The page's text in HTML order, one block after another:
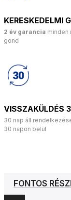
KERESKEDELMI
2 év garancia minden
gond
VISSZAKÜLDÉS
30 nap áll
30 napon belül
FONTOS